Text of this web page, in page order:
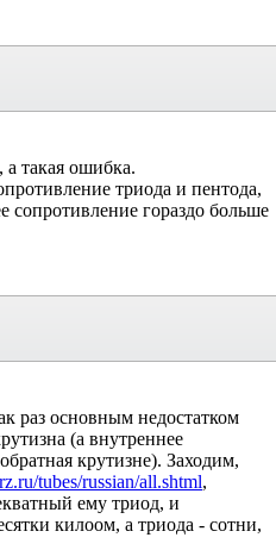
такая ошибка.
триода и пентода,
сопротивление гораздо больше
раз основным недостатком
(а внутреннее
крутизне). Заходим,
tubes/russian/all.shtml
ему триод, и